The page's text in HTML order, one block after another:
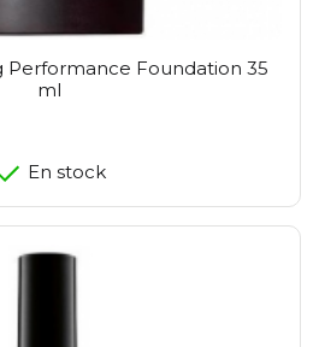
Performance Foundation 35
ml
En stock